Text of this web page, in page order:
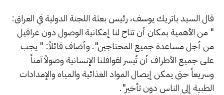
قال السيد باتريك يوسف، رئيس بعثة اللجنة الدولية في العراق:
" من الأهمية بمكان أن تتاح لنا إمكانية الوصول دون عراقيل
من أجل مساعدة جميع المحتاجين". وأضاف قائلاً: " يجب
على جميع الأطراف أن تُيسر لقوافلنا الإنسانية وصولاً آمناً
وسريعاً حتى يمكن إيصال المواد الغذائية والمياه والإمدادات
الطبية إلى الناس دون تأخير".